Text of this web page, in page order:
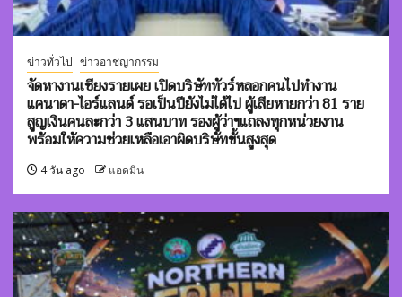
ข่าวทั่วไป ข่าวอาชญากรรม
จัดหางานเชียงรายเผย เปิดบริษัททัวร์หลอกคนไปทำงาน
แคนาดา-ไอร์แลนด์ รอเป็นปียังไม่ได้ไป ผู้เสียหายกว่า 81 ราย
สูญเงินคนละกว่า 3 แสนบาท รองผู้ว่าฯแถลงทุกหน่วยงาน
พร้อมให้ความช่วยเหลือเอาผิดบริษัทขั้นสูงสุด
4 วัน ago แอดมิน